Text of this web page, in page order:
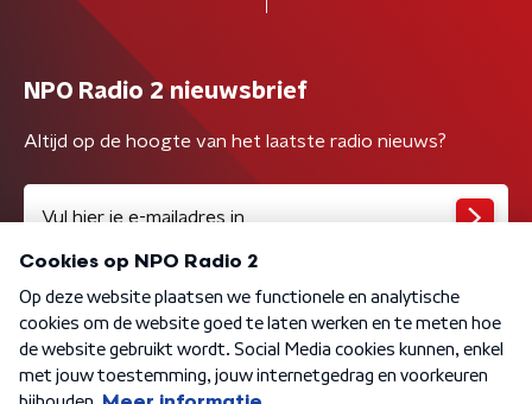
NPO Radio 2 nieuwsbrief
Altijd op de hoogte van het laatste radio nieuws?
Algemene voorwaarden